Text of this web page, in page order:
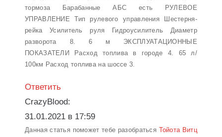
тормоза Барабанные АБС есть РУЛЕВОЕ
УПРАВЛЕНИЕ Тип рулевого управления Шестерня-
рейка Усилитель руля Гидроусилитель Диаметр
разворота 8. 6 м ЭКСПЛУАТАЦИОННЫЕ
ПОКАЗАТЕЛИ Расход топлива в городе 4. 65 л/
100км Расход топлива на шоссе 3.
Ответить
CrazyBlood:
31.01.2021 в 17:59
Данная статья поможет тебе разобраться Тойота Витц